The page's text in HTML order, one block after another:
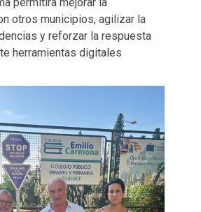
otros municipios, agilizar la
y reforzar la respuesta
herramientas digitales